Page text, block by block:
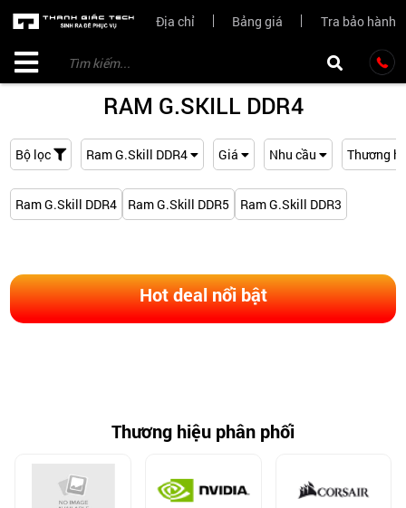
Địa chỉ Bảng giá Tra bảo hành
RAM G.SKILL DDR4
Bộ lọc Ram G.Skill DDR4 Giá Nhu cầu Thương
Ram G.Skill DDR4 Ram G.Skill DDR5 Ram G.Skill DDR3
Hot deal nổi bật
Thương hiệu phân phối